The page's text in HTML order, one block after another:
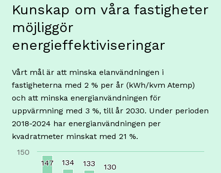
Kunskap om våra fastigheter
möjliggör
energieffektiviseringar
Vårt mål är att minska elanvändningen i
fastigheterna med 2 % per år (kWh/kvm Atemp)
och att minska energianvändningen för
uppvärmning med 3 %, till år 2030. Under perioden
2018-2024 har energianvändningen per
kvadratmeter minskat med 21 %.
147
147 134
134 133
133 130
130
150